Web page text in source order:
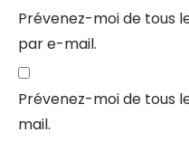
Prévenez-moi de tous
par e-mail.
Prévenez-moi de tous
mail.